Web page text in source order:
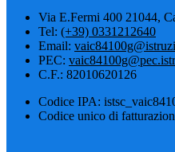
Via E.Fermi 400 21044,
Tel: (+39) 0331212640
Email:
PEC:
C.F.: 82010620126
Codice IPA:
Codice unico di